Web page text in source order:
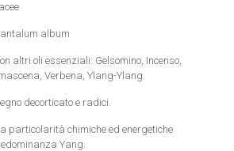
album
altri oli essenziali: Gelsomino, Incenso,
Verbena, Ylang-Ylang.
decorticato e radici.
particolarità chimiche ed energetiche
Yang.